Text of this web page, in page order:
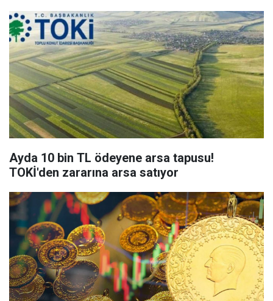
Ayda 10 bin TL ödeyene arsa tapusu!
TOKİ'den zararına arsa satıyor